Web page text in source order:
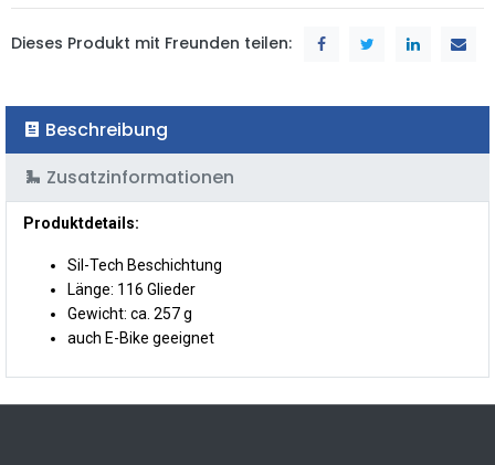
Dieses Produkt mit Freunden teilen:
Beschreibung
Zusatzinformationen
Produktdetails:
Sil-Tech Beschichtung
Länge: 116 Glieder
Gewicht: ca. 257 g
auch E-Bike geeignet